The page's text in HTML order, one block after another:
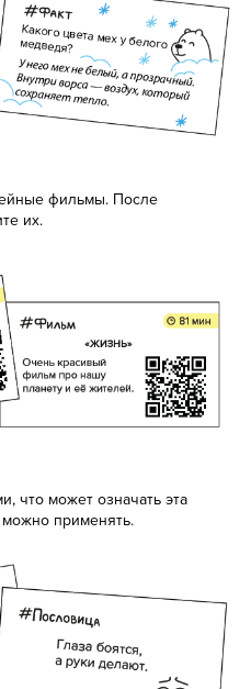
фильмы. После
их.
что может означать эта
можно применять.